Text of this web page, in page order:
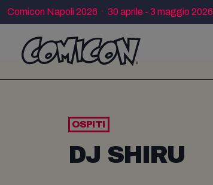
Comicon Napoli 2026 · 30 aprile - 3 maggio 2026
OSPITI
DJ SHIRU